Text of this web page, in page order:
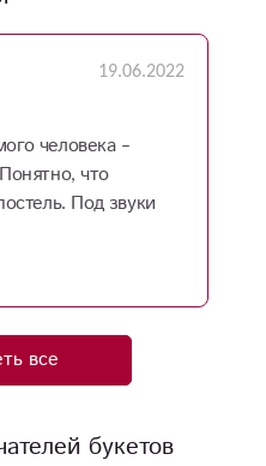
19.06.2022
человека –
что
Под звуки
с огромным
и смех не
все
букетов